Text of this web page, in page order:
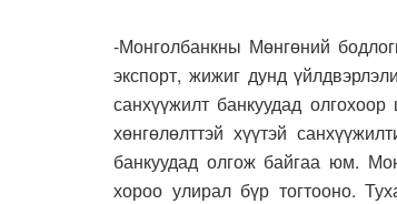
-Монголбанкны Мөнгөний
экспорт, жижиг дунд
санхүүжилт банкуудад
хөнгөлөлттэй хүүтэй
банкуудад олгож байгаа юм.
хороо улирал бүр тогтооно.